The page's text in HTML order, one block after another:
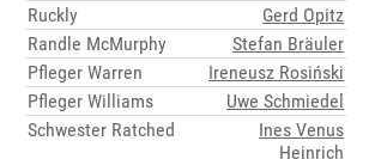
Ruckly
Gerd Opitz
Randle McMurphy
Stefan Bräuler
Pfleger Warren
Ireneusz Rosiński
Pfleger Williams
Uwe Schmiedel
Schwester Ratched
Ines Venus
Heinrich